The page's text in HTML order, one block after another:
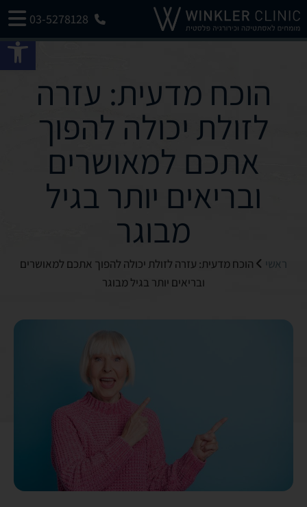
03-5278128
הוכח מדעית: עזרה
לזולת יכולה להפוך
אתכם למאושרים
ובריאים יותר בגיל
מבוגר
ראשי
הוכח מדעית: עזרה לזולת יכולה להפוך אתכם למאושרים
ובריאים יותר בגיל מבוגר